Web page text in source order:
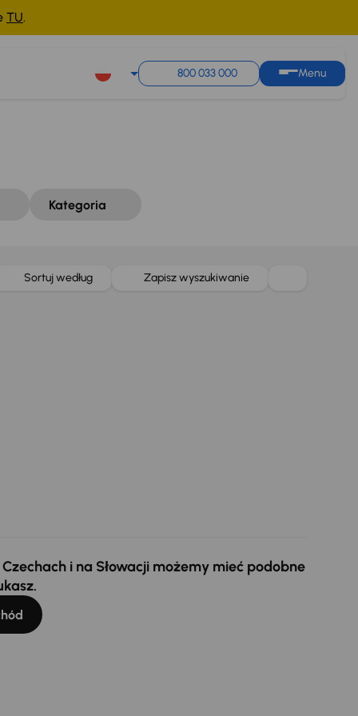
TU.
800 033 000 Menu
Kategoria
Sortuj według Zapisz wyszukiwanie
i na Słowacji możemy mieć podobne